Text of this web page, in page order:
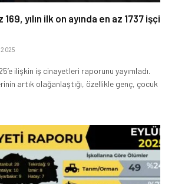
yılın ilk on ayında en az 1737 işçi
2025
ilişkin iş cinayetleri raporunu yayımladı.
artık olağanlaştığı, özellikle genç, çocuk